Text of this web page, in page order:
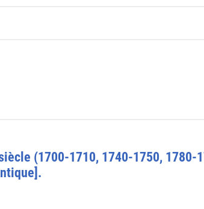
(1700-1710, 1740-1750, 1780-